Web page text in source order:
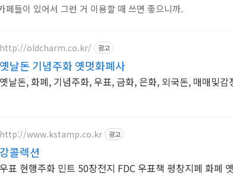
페들이 있어서 그런 거 이용할 때 쓰면 좋으니까.
http://oldcharm.co.kr/ 광고
옛날돈 기념주화 옛멋화폐사
옛날돈, 화폐, 기념주화, 우표, 금화, 은화, 외국돈, 매매및감
http://www.kstamp.co.kr 광고
강콜렉션
우표 현행주화 민트 50장전지 FDC 우표책 평창지폐 화폐